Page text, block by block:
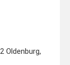
Oldenburg,